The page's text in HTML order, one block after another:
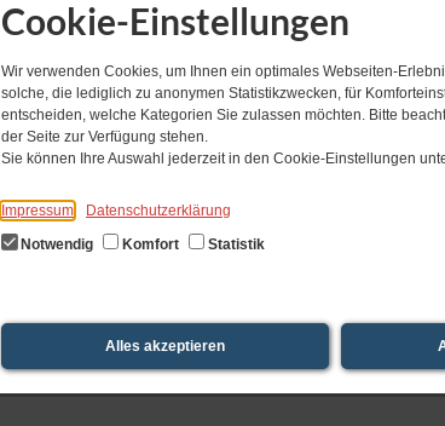
Cookie-Einstellungen
Wir verwenden Cookies, um Ihnen ein optimales Webseiten-
solche, die lediglich zu anonymen Statistikzwecken, für
entscheiden, welche Kategorien Sie zulassen möchten. Bitte
der Seite zur Verfügung stehen.
Sie können Ihre Auswahl jederzeit in den Cookie-Einstellungen
Impressum
Datenschutzerklärung
Notwendig
Komfort Statistik
Alles akzeptieren